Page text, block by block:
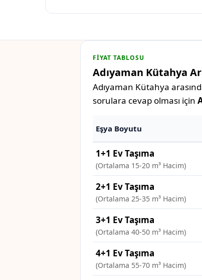
FIYAT TABLOSU
Adıyaman Kütahya
Adıyaman Kütahya
sorulara cevap olması için
Eşya Boyutu
1+1 Ev Taşıma
(Ortalama 15-20 m³ Hacim)
2+1 Ev Taşıma
(Ortalama 25-35 m³ Hacim)
3+1 Ev Taşıma
(Ortalama 40-50 m³ Hacim)
4+1 Ev Taşıma
(Ortalama 55-70 m³ Hacim)